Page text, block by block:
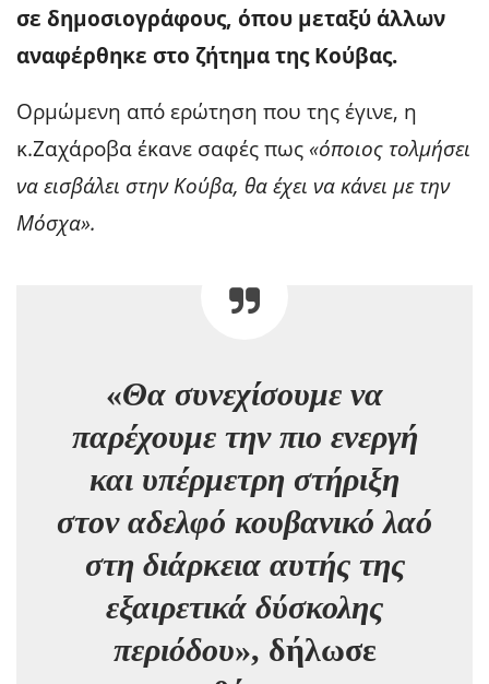
σε δημοσιογράφους, όπου μεταξύ άλλων
αναφέρθηκε στο ζήτημα της Κούβας.
Ορμώμενη από ερώτηση που της έγινε, η
κ.Ζαχάροβα έκανε σαφές πως «όποιος τολμήσει
να εισβάλει στην Κούβα, θα έχει να κάνει με την
Μόσχα».
«Θα συνεχίσουμε να
παρέχουμε την πιο ενεργή
και υπέρμετρη στήριξη
στον αδελφό κουβανικό λαό
στη διάρκεια αυτής της
εξαιρετικά δύσκολης
περιόδου», δήλωσε